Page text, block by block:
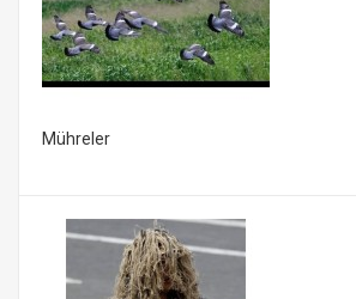
Mühreler